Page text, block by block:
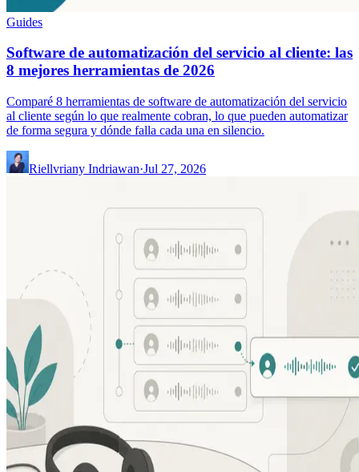
Guides
Software de automatización del servicio al cliente: las
8 mejores herramientas de 2026
Comparé 8 herramientas de software de automatización del servicio
al cliente según lo que realmente cobran, lo que pueden automatizar
de forma segura y dónde falla cada una en silencio.
Riellvriany Indriawan·Jul 27, 2026